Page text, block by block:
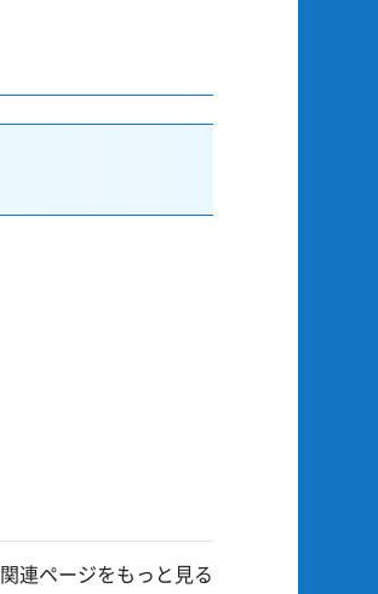
関連ページをもっと見る